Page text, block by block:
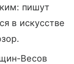
пишут
в искусстве
Весов